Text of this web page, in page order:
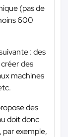
(pas de
600
: des
des
machines
des
doit donc
exemple,